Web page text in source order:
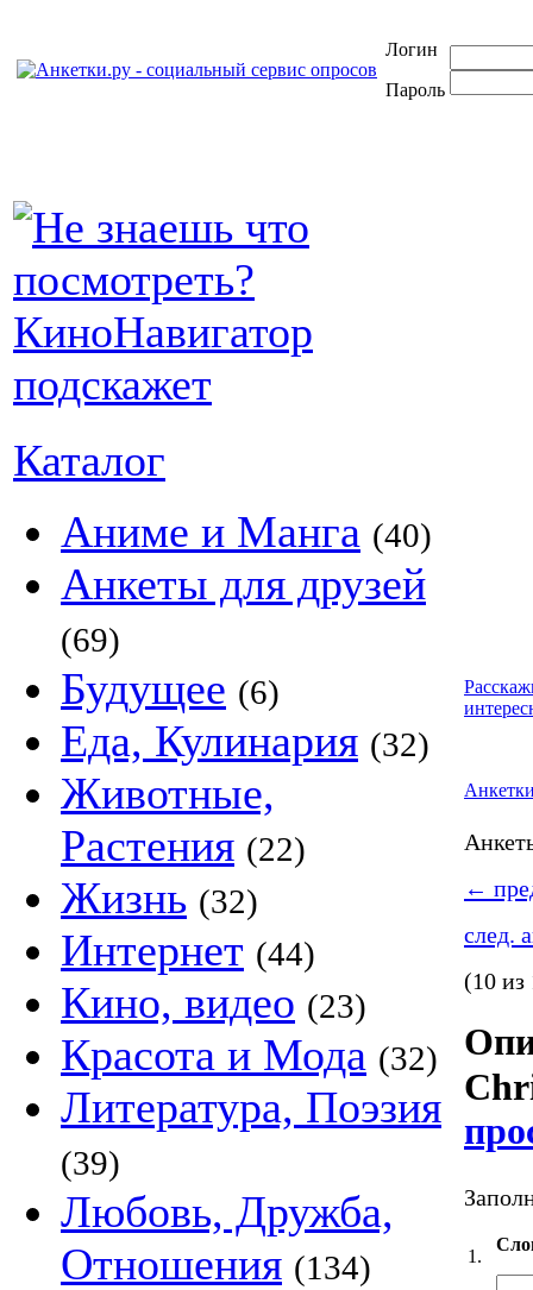
Логин
Пароль
Каталог
Аниме и Манга (40)
Анкеты для друзей
(69)
Будущее (6)
Еда, Кулинария (32)
Животные,
Растения (22)
Жизнь (32)
Интернет (44)
Кино, видео (23)
Красота и Мода (32)
Литература, Поэзия
(39)
Любовь, Дружба,
Отношения (134)
←
след.
(10 из
1.